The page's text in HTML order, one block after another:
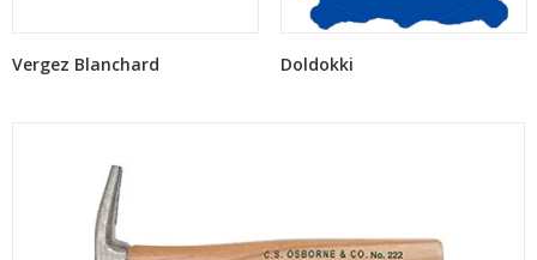
Vergez Blanchard Doldokki